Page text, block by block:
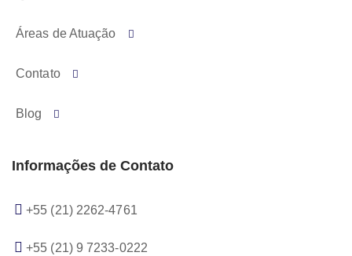
Áreas de Atuação
Contato
Blog
Informações de Contato
+55 (21) 2262-4761
+55 (21) 9 7233-0222